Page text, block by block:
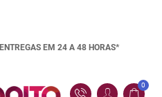
ENTREGAS EM 24 A 48 HORAS*
0